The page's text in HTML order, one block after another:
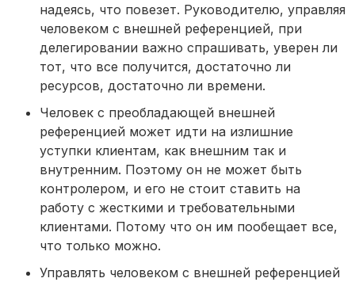
надеясь, что повезет. Руководителю, управляя
человеком с внешней референцией, при
делегировании важно спрашивать, уверен ли
тот, что все получится, достаточно ли
ресурсов, достаточно ли времени.
Человек с преобладающей внешней
референцией может идти на излишние
уступки клиентам, как внешним так и
внутренним. Поэтому он не может быть
контролером, и его не стоит ставить на
работу с жесткими и требовательными
клиентами. Потому что он им пообещает все,
что только можно.
Управлять человеком с внешней референцией